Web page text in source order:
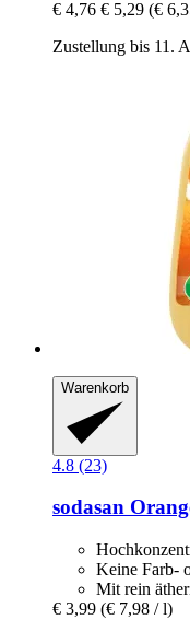
€ 4,76 € 5,29 (€
Zustellung bis 11.
Warenkorb
4.8 (23)
sodasan
Keine Farb-
Mit rein
€ 3,99 (€ 7,98 / l)